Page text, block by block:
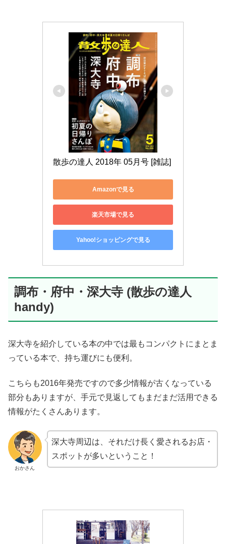
散歩の達人 2018年 05月号 [雑誌]
Amazonで見る
楽天市場で見る
Yahoo!ショッピングで見る
調布・府中・深大寺 (散歩の達人
handy)
深大寺を紹介している本の中では最もコンパクトにまとま
っている本で、持ち運びにも便利。
こちらも2016年発売ですので多少情報が古くなっている
部分もありますが、手元で見返してもまだまだ活用できる
情報がたくさんあります。
おかさん
深大寺周辺は、それだけ長く愛されるお店・
スポットが多いということ！